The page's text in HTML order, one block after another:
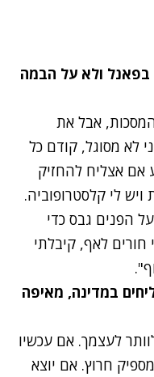
ולא על הבמה
אבל את
לא מסוגל, קודם כל
אם אצליח להחזיק
לי קלסטרופוביה.
הפנים גבס כדי
לאף, קיבלתי
במדינה, מאיפה
לעצמך. אם עכשיו
חרוץ. אם יוצא